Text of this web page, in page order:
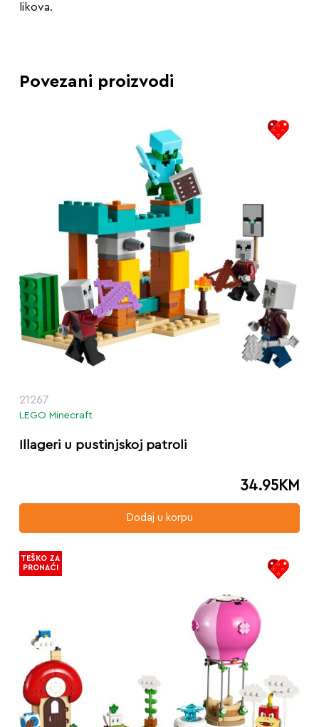
likova.
Povezani proizvodi
21267
LEGO Minecraft
Illageri u pustinjskoj patroli
34.95KM
Dodaj u korpu
TEŠKO ZA
PRONAĆI